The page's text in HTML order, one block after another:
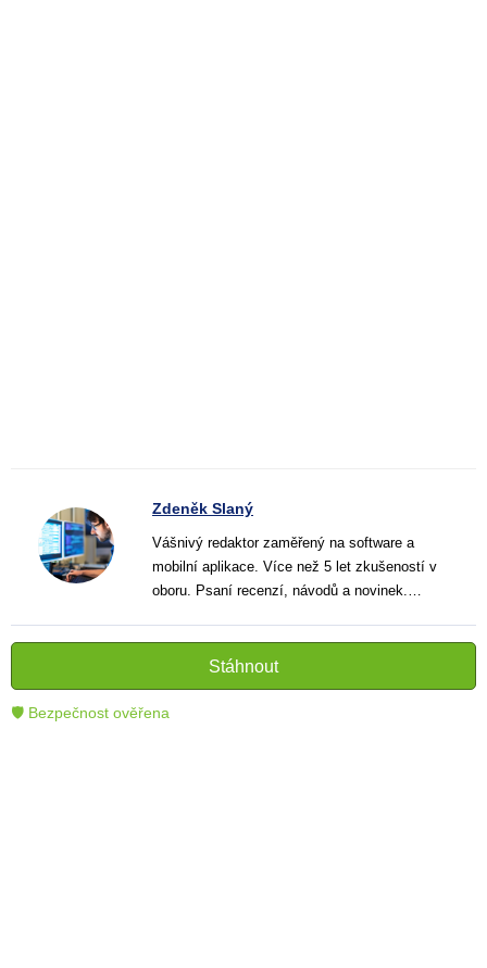
Zdeněk Slaný
Vášnivý redaktor zaměřený na software a
mobilní aplikace. Více než 5 let zkušeností v
oboru. Psaní recenzí, návodů a novinek.
pomáhají čtenářům lépe porozumět a využít
moderní technologie.
Stáhnout
🛡 Bezpečnost ověřena